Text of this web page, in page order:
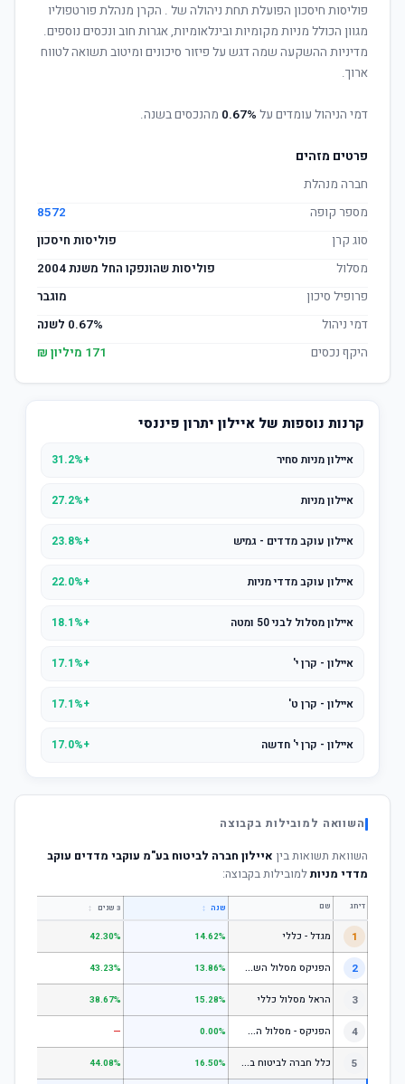
פוליסות חיסכון הפועלת תחת ניהולה של . הקרן מנהלת פורטפוליו
מגוון הכולל מניות מקומיות ובינלאומיות, אגרות חוב ונכסים נוספים.
מדיניות ההשקעה שמה דגש על פיזור סיכונים ומיטוב תשואה לטווח
ארוך.
דמי הניהול עומדים על 0.67% מהנכסים בשנה.
פרטים מזהים
חברה מנהלת
מספר קופה
8572
סוג קרן
פוליסות חיסכון
מסלול
פוליסות שהונפקו החל משנת 2004
פרופיל סיכון
מוגבר
דמי ניהול
0.67% לשנה
היקף נכסים
171 מיליון ₪
קרנות נוספות של איילון יתרון פיננסי
איילון מניות סחיר +31.2%
איילון מניות +27.2%
איילון עוקב מדדים - גמיש +23.8%
איילון עוקב מדדי מניות +22.0%
איילון מסלול לבני 50 ומטה +18.1%
איילון - קרן י' +17.1%
איילון - קרן ט' +17.1%
איילון - קרן י' חדשה +17.0%
השוואה למובילות בקבוצה
השוואת תשואות בין איילון חברה לביטוח בע"מ עוקבי מדדים עוקב
מדדי מניותלמובילות בקבוצה:
דירוג שם שנה ↕ 3 שנים ↕
1 מגדל - כללי 14.62%
42.30%
2 ה
פניקס מסלול השקעה כללי 13.86%
43.23%
3 הראל מסלול כללי 15.28%
38.67%
4 ה
פניקס - מסלול השקעה בניהול אישי 0.00%
—
5 כ
לל חברה לביטוח בע"מ כללי 16.50%
44.08%